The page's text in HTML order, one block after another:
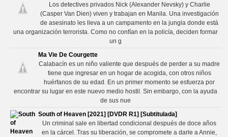
Los detectives privados Nick (Alexander Nevsky) y Charlie
(Casper Van Dien) viven y trabajan en Manila. Una investigación
de asesinato les lleva a un campamento en la jungla donde está
una organización terrorista. Como no confían en la policía, deciden formar
un g
Ma Vie De Courgette
Calabacín es un niño valiente que después de perder a su madre
tiene que ingresar en un hogar de acogida, con otros niños
huérfanos de su edad. En un primer momento se esfuerza por
encontrar su lugar en este nuevo medio hostil. Sin embargo, con la ayuda
de sus nue
South of Heaven [2021] [DVDR R1] [Subtitulada]
Un criminal sale en libertad condicional después de doce años
en la cárcel. Tras su liberación, se compromete a darle a Annie,